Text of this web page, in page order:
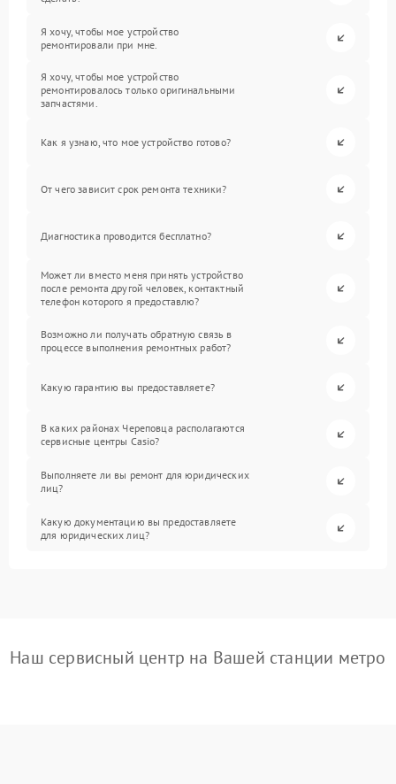
Я хочу, чтобы мое устройство
ремонтировали при мне.
Я хочу, чтобы мое устройство
ремонтировалось только оригинальными
запчастями.
Как я узнаю, что мое устройство готово?
От чего зависит срок ремонта техники?
Диагностика проводится бесплатно?
Может ли вместо меня принять устройство
после ремонта другой человек, контактный
телефон которого я предоставлю?
Возможно ли получать обратную связь в
процессе выполнения ремонтных работ?
Какую гарантию вы предоставляете?
В каких районах Череповца располагаются
сервисные центры Casio?
Выполняете ли вы ремонт для юридических
лиц?
Какую документацию вы предоставляете
для юридических лиц?
Наш сервисный центр на Вашей станции метро